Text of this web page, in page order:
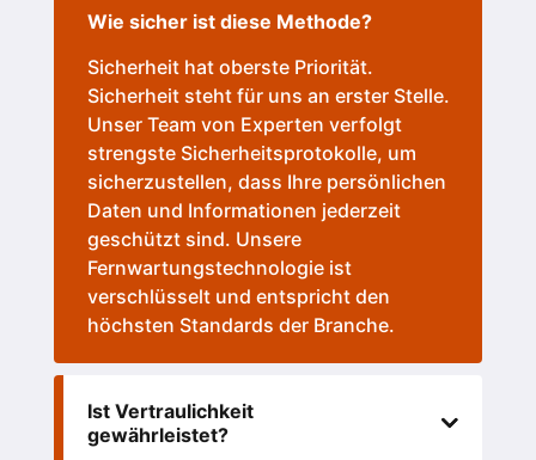
Wie sicher ist diese Methode?
Sicherheit hat oberste Priorität.
Sicherheit steht für uns an erster Stelle.
Unser Team von Experten verfolgt
strengste Sicherheitsprotokolle, um
sicherzustellen, dass Ihre persönlichen
Daten und Informationen jederzeit
geschützt sind. Unsere
Fernwartungstechnologie ist
verschlüsselt und entspricht den
höchsten Standards der Branche.
Ist Vertraulichkeit
gewährleistet?